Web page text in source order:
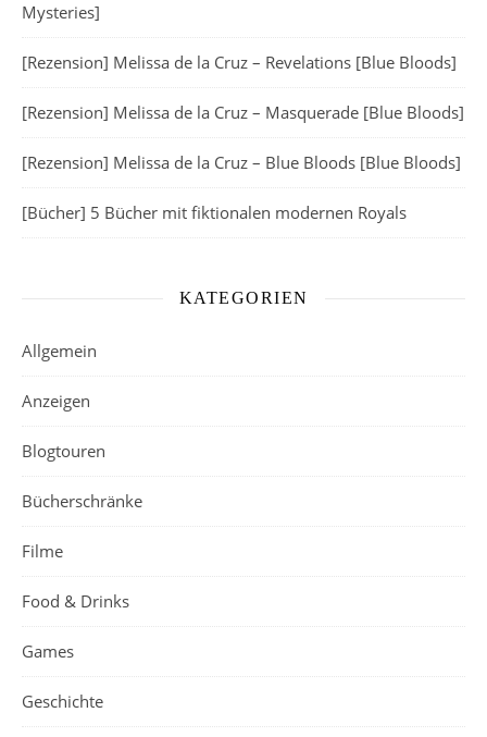
Mysteries]
[Rezension] Melissa de la Cruz – Revelations [Blue Bloods]
[Rezension] Melissa de la Cruz – Masquerade [Blue Bloods]
[Rezension] Melissa de la Cruz – Blue Bloods [Blue Bloods]
[Bücher] 5 Bücher mit fiktionalen modernen Royals
KATEGORIEN
Allgemein
Anzeigen
Blogtouren
Bücherschränke
Filme
Food & Drinks
Games
Geschichte